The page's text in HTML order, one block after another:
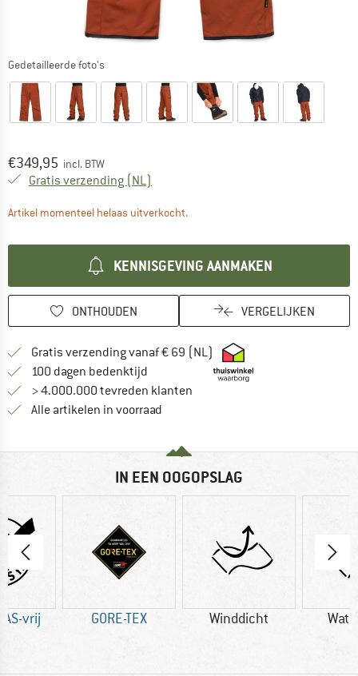
Gedetailleerde foto's
Prijs:
€349,95 incl. BTW
Gratis verzending (NL)
Artikel momenteel helaas uitverkocht.De link wordt geopend in een
KENNISGEVING AANMAKEN
ONTHOUDEN VERGELIJKEN
Gratis verzending vanaf € 69 (NL) Vind hier de
100 dagen bedenktijd Vind de betalingsinformatie hier!
> 4.000.000 tevreden klanten
Alle artikelen in voorraad
IN EEN OOGOPSLAG
vrij GORE-TEX Winddicht